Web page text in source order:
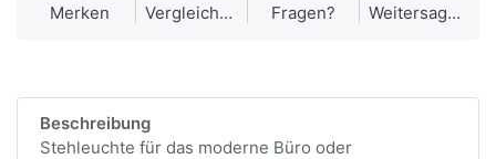
Merken Vergleichen Fragen? Weitersagen
Beschreibung
Stehleuchte für das moderne Büro oder